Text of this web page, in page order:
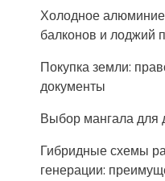
Холодное
балконов и лоджий
Покупка земли:
документы
Выбор мангала для
Гибридные схемы
генерации: